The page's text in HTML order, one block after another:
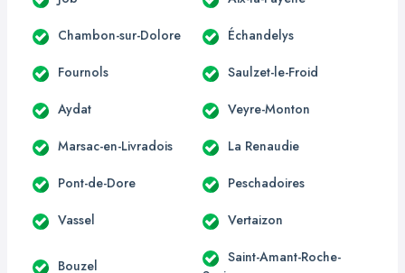
Chambon-sur-Dolore Échandelys
Fournols Saulzet-le-Froid
Aydat Veyre-Monton
Marsac-en-Livradois La Renaudie
Pont-de-Dore Peschadoires
Vassel Vertaizon
Bouzel
Saint-Amant-Roche-